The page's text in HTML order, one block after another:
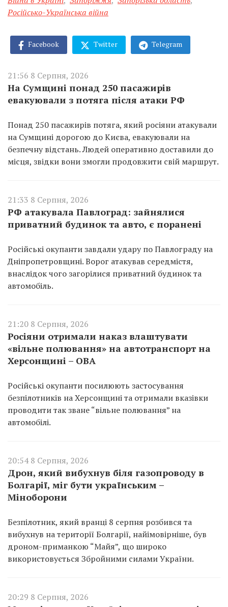
Російсько-Українська війна
Facebook Twitter Telegram
21:56 8 Серпня, 2026
На Сумщині понад 250 пасажирів
евакуювали з потяга після атаки РФ
Понад 250 пасажирів потяга, який росіяни атакували
на Сумщині дорогою до Києва, евакуювали на
безпечну відстань. Людей оперативно доставили до
місця, звідки вони змогли продовжити свій маршрут.
21:33 8 Серпня, 2026
РФ атакувала Павлоград: зайнялися
приватний будинок та авто, є поранені
Російські окупанти завдали удару по Павлограду на
Дніпропетровщині. Ворог атакував середмістя,
внаслідок чого загорілися приватний будинок та
автомобіль.
21:20 8 Серпня, 2026
Росіяни отримали наказ влаштувати
«вільне полювання» на автотранспорт на
Херсонщині – ОВА
Російські окупанти посилюють застосування
безпілотників на Херсонщині та отримали вказівки
проводити так зване “вільне полювання” на
автомобілі.
20:54 8 Серпня, 2026
Дрон, який вибухнув біля газопроводу в
Болгарії, міг бути українським –
Міноборони
Безпілотник, який вранці 8 серпня розбився та
вибухнув на території Болгарії, найімовірніше, був
дроном-приманкою “Майя”, що широко
використовується Збройними силами України.
20:29 8 Серпня, 2026